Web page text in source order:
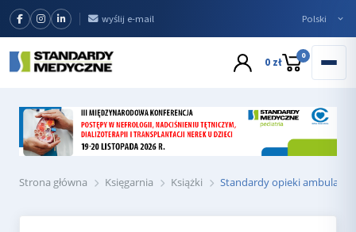
wyślij e-mail
0 zł 0
Strona główna Księgarnia Książki Standardy opieki